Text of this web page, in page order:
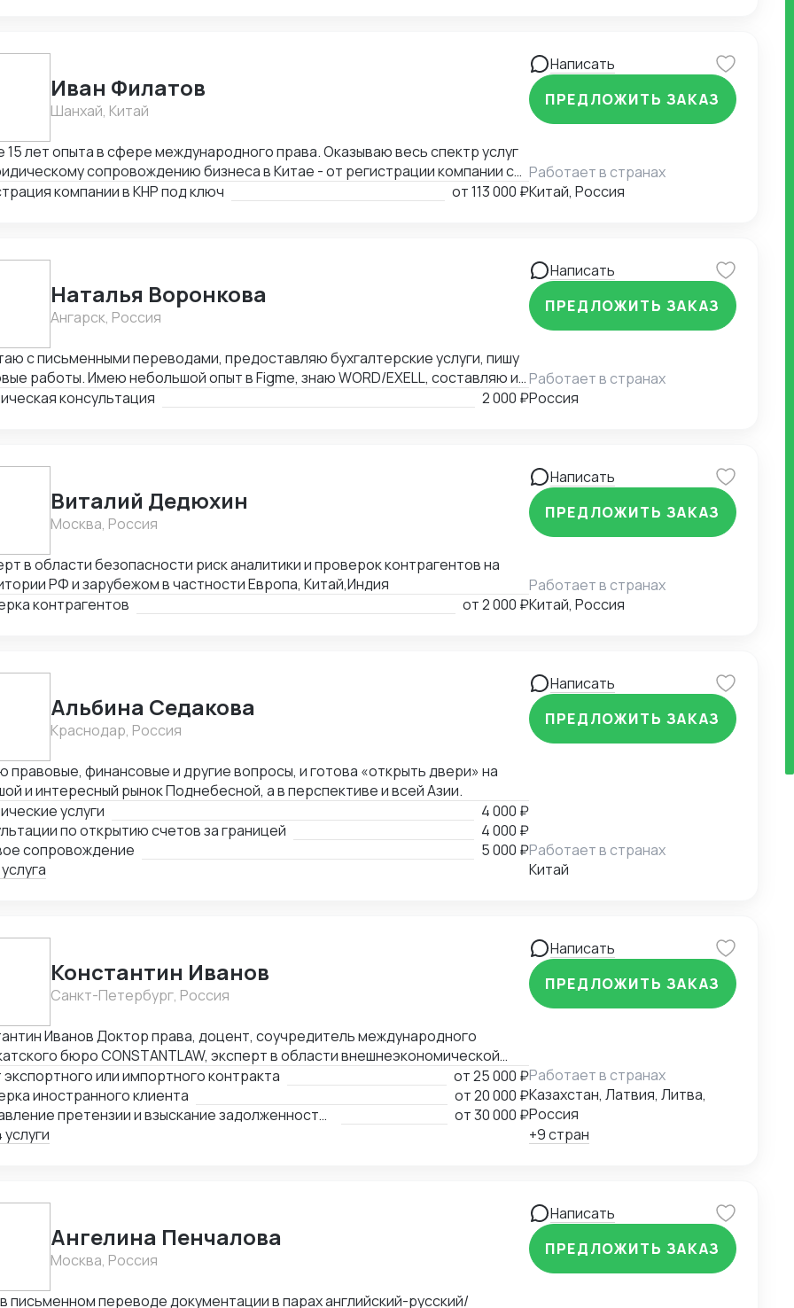
Иван Филатов
Шанхай, Китай
лет опыта в сфере международного права. Оказываю весь спектр услуг
сопровождению бизнеса в Китае - от регистрации компании с
граждан России и получения разрешения на работу, миграции бизнеса,
компании в КНР под ключ от113 000 ₽
Написать
ПРЕДЛОЖИТЬ ЗАКАЗ
Работает в странах
Китай, Россия
Наталья Воронкова
Ангарск, Россия
с письменными переводами, предоставляю бухгалтерские услуги, пишу
работы. Имею небольшой опыт в Figme, знаю WORD/EXELL, составляю и
таблицы. Рассматриваю подработку, рассмотрю Ваши варианты.
консультация 2 000 ₽
Написать
ПРЕДЛОЖИТЬ ЗАКАЗ
Работает в странах
Россия
Виталий Дедюхин
Москва, Россия
в области безопасности риск аналитики и проверок контрагентов на
РФ и зарубежом в частности Европа, Китай,Индия
контрагентов
от2 000 ₽
Написать
ПРЕДЛОЖИТЬ ЗАКАЗ
Работает в странах
Китай, Россия
Альбина Седакова
Краснодар, Россия
правовые, финансовые и другие вопросы, и готова «открыть двери» на
и интересный рынок Поднебесной, а в перспективе и всей Азии.
услуги
4 000 ₽
по открытию счетов за границей
4 000 ₽
сопровождение
5 000 ₽
Написать
ПРЕДЛОЖИТЬ ЗАКАЗ
Работает в странах
Китай
Константин Иванов
Санкт-Петербург, Россия
права, доцент, соучредитель международного
бюро CONSTANTLAW, эксперт в области внешнеэкономической
сопровождения международных сделок и решения
споров. Международный арбитр (Рижский третейский суд
Латвия, международный арбитражный суд IAC / Алматы, Казахстан).
экспортного или импортного контракта от25 000 ₽
иностранного клиента
от20 000 ₽
Составление претензии и взыскание задолженности с иностранного клиента
от30 000 ₽
Написать
ПРЕДЛОЖИТЬ ЗАКАЗ
Работает в странах
Казахстан, Латвия, Литва,
Россия
+9 стран
Ангелина Пенчалова
Москва, Россия
письменном переводе документации в парах английский-русский/
Написать
ПРЕДЛОЖИТЬ ЗАКАЗ